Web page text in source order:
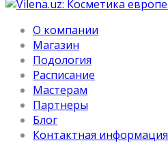
О компании
Магазин
Подология
Расписание
Мастерам
Партнеры
Блог
Контактная информация